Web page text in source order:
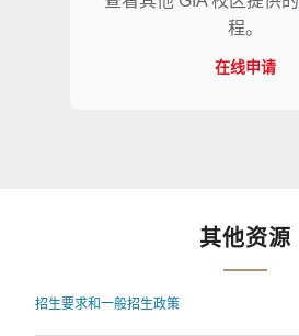
程。
在线申请
其他资源
招生要求和一般招生政策